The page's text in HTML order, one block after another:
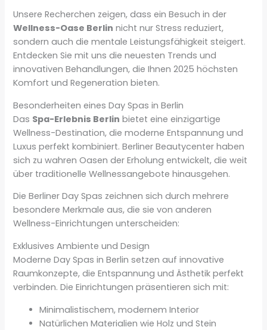
Unsere Recherchen zeigen, dass ein Besuch in der
Wellness-Oase Berlin nicht nur Stress reduziert,
sondern auch die mentale Leistungsfähigkeit steigert.
Entdecken Sie mit uns die neuesten Trends und
innovativen Behandlungen, die Ihnen 2025 höchsten
Komfort und Regeneration bieten.
Besonderheiten eines Day Spas in Berlin
Das Spa-Erlebnis Berlin bietet eine einzigartige
Wellness-Destination, die moderne Entspannung und
Luxus perfekt kombiniert. Berliner Beautycenter haben
sich zu wahren Oasen der Erholung entwickelt, die weit
über traditionelle Wellnessangebote hinausgehen.
Die Berliner Day Spas zeichnen sich durch mehrere
besondere Merkmale aus, die sie von anderen
Wellness-Einrichtungen unterscheiden:
Exklusives Ambiente und Design
Moderne Day Spas in Berlin setzen auf innovative
Raumkonzepte, die Entspannung und Ästhetik perfekt
verbinden. Die Einrichtungen präsentieren sich mit:
Minimalistischem, modernem Interior
Natürlichen Materialien wie Holz und Stein